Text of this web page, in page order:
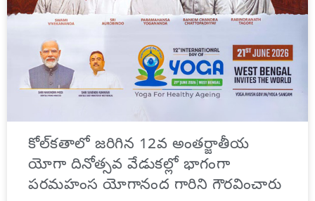
కోల్‌కతాలో జరిగిన 12వ అంతర్జాతీయ
యోగా దినోత్సవ వేడుకల్లో భాగంగా
పరమహంస యోగానంద గారిని గౌరవించారు